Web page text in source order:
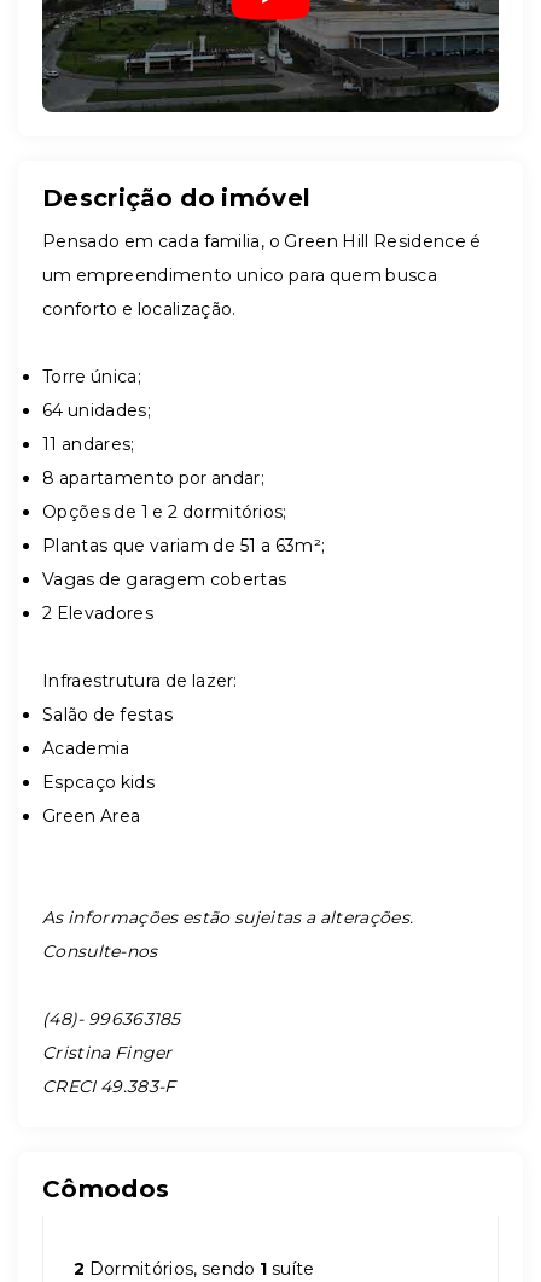
Descrição do imóvel
Pensado em cada familia, o Green Hill Residence é
um empreendimento unico para quem busca
conforto e localização.
Torre única;
64 unidades;
11 andares;
8 apartamento por andar;
Opções de 1 e 2 dormitórios;
Plantas que variam de 51 a 63m²;
Vagas de garagem cobertas
2 Elevadores
Infraestrutura de lazer:
Salão de festas
Academia
Espcaço kids
Green Area
As informações estão sujeitas a alterações.
Consulte-nos
(48)- 996363185
Cristina Finger
CRECI 49.383-F
Cômodos
2 Dormitórios, sendo 1 suíte